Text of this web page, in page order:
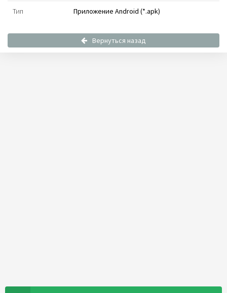
Тип Приложение Android (*.apk)
Вернуться назад